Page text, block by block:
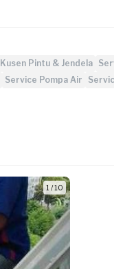
Kusen Pintu & Jendela
Service Pompa Air
1 / 10